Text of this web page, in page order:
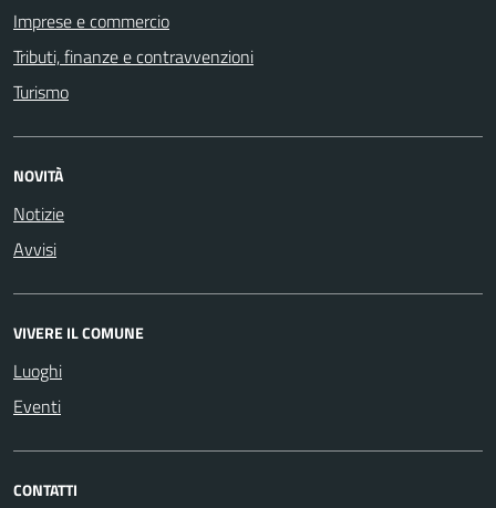
Imprese e commercio
Tributi, finanze e contravvenzioni
Turismo
NOVITÀ
Notizie
Avvisi
VIVERE IL COMUNE
Luoghi
Eventi
CONTATTI